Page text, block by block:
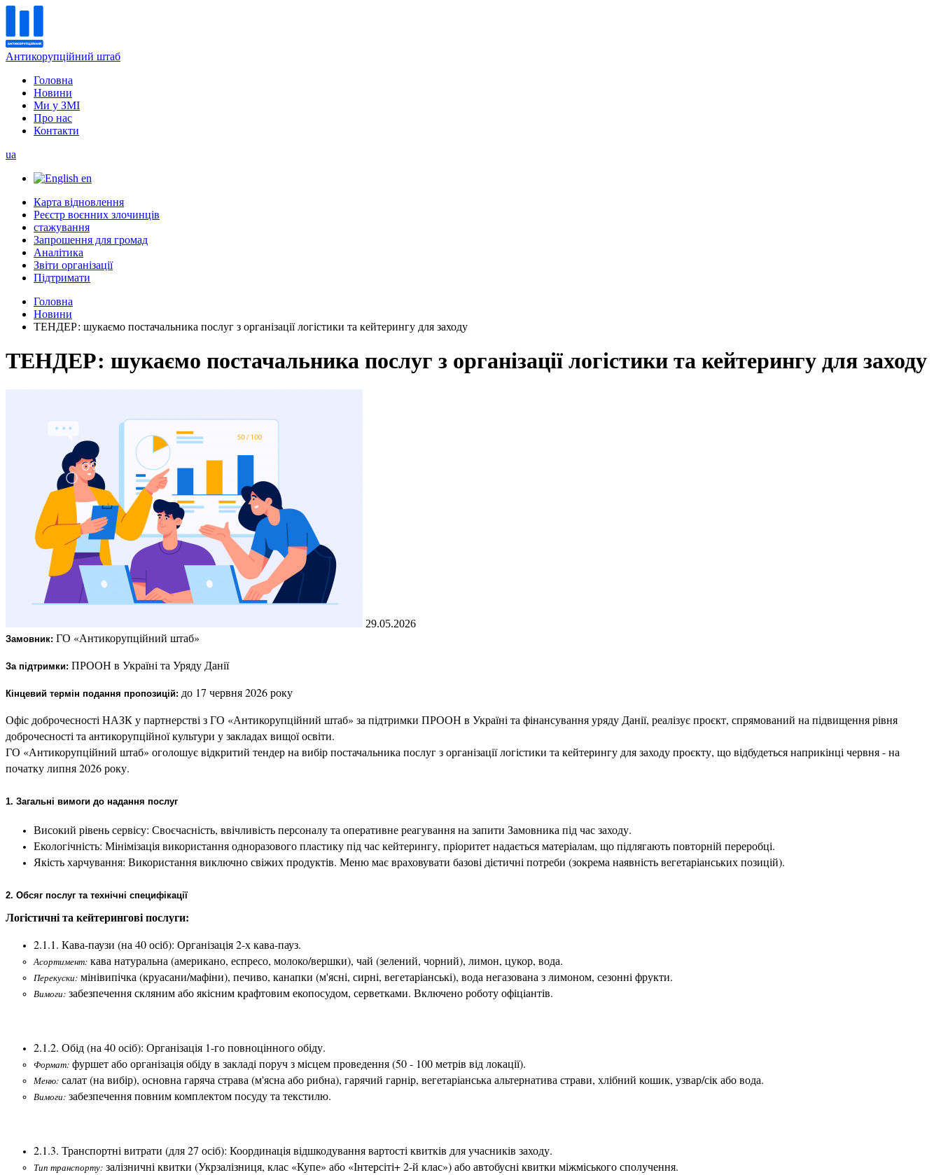
Антикорупційний штаб
Головна
Новини
Ми у ЗМІ
Про нас
Контакти
ua
en
Карта відновлення
Реєстр воєнних злочинців
стажування
Запрошення для громад
Аналітика
Звіти організації
Підтримати
Головна
Новини
ТЕНДЕР: шукаємо постачальника послуг з організації логістики та кейтерингу для заходу
ТЕНДЕР: шукаємо постачальника послуг з організації логістики та кейтерингу для заходу
29.05.2026
Замовник: ГО «Антикорупційний штаб»
За підтримки: ПРООН в Україні та Уряду Данії
Кінцевий термін подання пропозицій: до 17 червня 2026 року
Офіс доброчесності НАЗК у партнерстві з ГО «Антикорупційний штаб» за підтримки ПРООН в Україні та фінансування уряду Данії, реалізує проєкт, спрямований на підвищення рівня
доброчесності та антикорупційної культури у закладах вищої освіти.
ГО «Антикорупційний штаб» оголошує відкритий тендер на вибір постачальника послуг з організації логістики та кейтерингу для заходу проєкту, що відбудеться наприкінці червня - на
початку липня 2026 року.
1. Загальні вимоги до надання послуг
Високий рівень сервісу: Своєчасність, ввічливість персоналу та оперативне реагування на запити Замовника під час заходу.
Екологічність: Мінімізація використання одноразового пластику під час кейтерингу, пріоритет надається матеріалам, що підлягають повторній переробці.
Якість харчування: Використання виключно свіжих продуктів. Меню має враховувати базові дієтичні потреби (зокрема наявність вегетаріанських позицій).
2. Обсяг послуг та технічні специфікації
Логістичні та кейтерингові послуги:
2.1.1. Кава-паузи (на 40 осіб): Організація 2-х кава-пауз.
Асортимент: кава натуральна (американо, еспресо, молоко/вершки), чай (зелений, чорний), лимон, цукор, вода.
Перекуски: мінівипічка (круасани/мафіни), печиво, канапки (м'ясні, сирні, вегетаріанські), вода негазована з лимоном, сезонні фрукти.
Вимоги: забезпечення скляним або якісним крафтовим екопосудом, серветками. Включено роботу офіціантів.
2.1.2. Обід (на 40 осіб): Організація 1-го повноцінного обіду.
Формат: фуршет або організація обіду в закладі поруч з місцем проведення (50 - 100 метрів від локації).
Меню: салат (на вибір), основна гаряча страва (м'ясна або рибна), гарячий гарнір, вегетаріанська альтернатива страви, хлібний кошик, узвар/сік або вода.
Вимоги: забезпечення повним комплектом посуду та текстилю.
2.1.3. Транспортні витрати (для 27 осіб): Координація відшкодування вартості квитків для учасників заходу.
Тип транспорту: залізничні квитки (Укрзалізниця, клас «Купе» або «Інтерсіті+ 2-й клас») або автобусні квитки міжміського сполучення.